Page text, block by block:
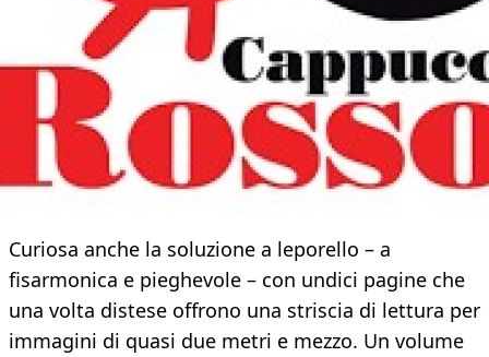
Curiosa anche la soluzione a leporello – a
fisarmonica e pieghevole – con undici pagine che
una volta distese offrono una striscia di lettura per
immagini di quasi due metri e mezzo. Un volume